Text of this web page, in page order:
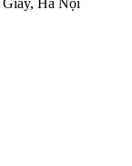
Hà Nội